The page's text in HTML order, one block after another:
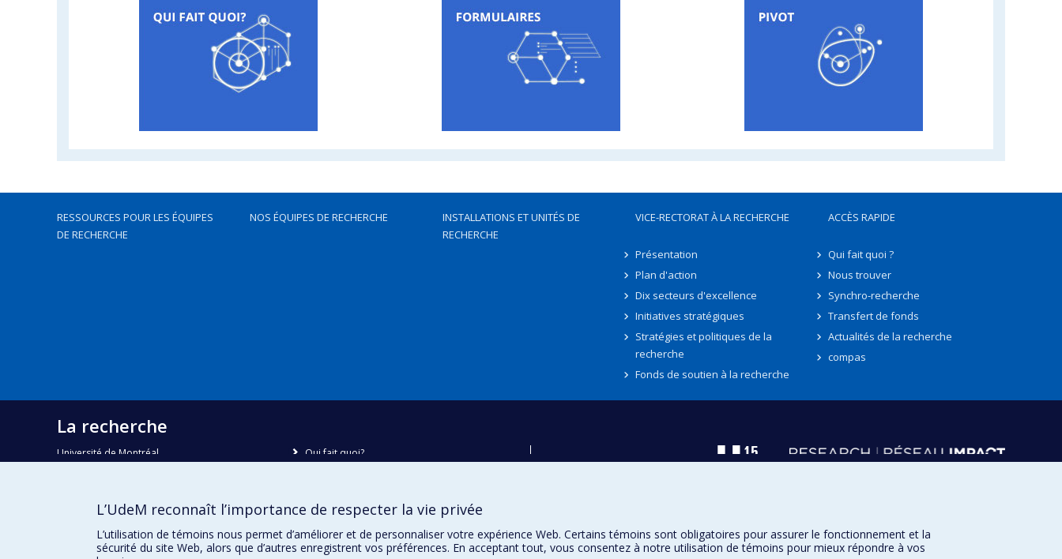
RESSOURCES POUR LES ÉQUIPES
DE RECHERCHE
NOS ÉQUIPES DE RECHERCHE
INSTALLATIONS ET UNITÉS DE
RECHERCHE
VICE-RECTORAT À LA RECHERCHE
Présentation
Plan d'action
Dix secteurs d'excellence
Initiatives stratégiques
Stratégies et politiques de la
recherche
Fonds de soutien à la recherche
ACCÈS RAPIDE
Qui fait quoi ?
Nous trouver
Synchro-recherche
Transfert de fonds
Actualités de la recherche
compas
La recherche
Université de Montréal
Courriel:recherche@umontreal.ca
Qui fait quoi?
Plan du site
Accessibilité
L’UdeM reconnaît l’importance de respecter la vie privée
L’utilisation de témoins nous permet d’améliorer et de personnaliser votre expérience Web. Certains témoins sont obligatoires pour assurer le fonctionnement et la
sécurité du site Web, alors que d’autres enregistrent vos préférences. En acceptant tout, vous consentez à notre utilisation de témoins pour mieux répondre à vos